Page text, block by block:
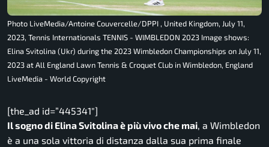
Photo LiveMedia/Antoine Couvercelle/DPPI , United Kingdom, July 11,
2023, Tennis Internationals TENNIS - WIMBLEDON 2023 Image shows:
Elina Svitolina (Ukr) during the 2023 Wimbledon Championships on July 11,
2023 at All England Lawn Tennis & Croquet Club in Wimbledon, England
LiveMedia - World Copyright
[the_ad id=”445341″]
Il sogno di Elina Svitolina è più vivo che mai, a Wimbledon
è a una sola vittoria di distanza dalla sua prima finale